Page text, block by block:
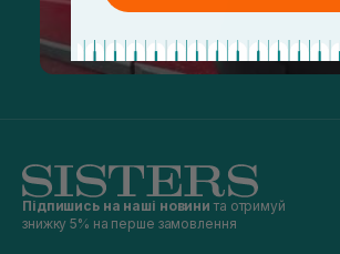
Підпишись на наші новини та отримуй
знижку 5% на перше замовлення